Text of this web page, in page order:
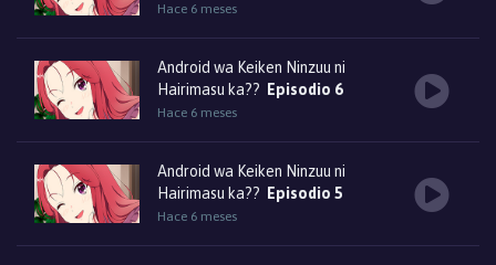
Hace 6 meses
Android wa Keiken Ninzuu ni
Hairimasu ka??
Episodio 6
Hace 6 meses
Android wa Keiken Ninzuu ni
Hairimasu ka??
Episodio 5
Hace 6 meses